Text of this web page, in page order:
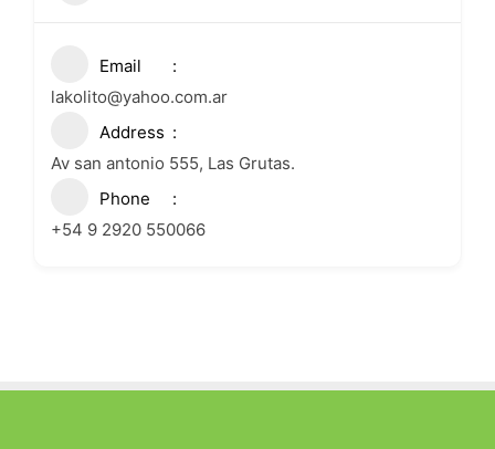
Email
lakolito@yahoo.com.ar
Address
Av san antonio 555, Las Grutas.
Phone
+54 9 2920 550066